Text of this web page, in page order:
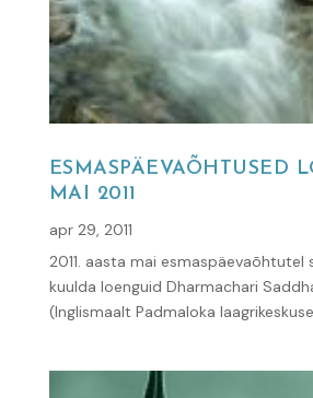
ESMASPÄEVAÕHTUSED
MAI 2011
apr 29, 2011
2011. aasta mai esmaspäevaõhtutel
kuulda loenguid Dharmachari
(Inglismaalt Padmaloka